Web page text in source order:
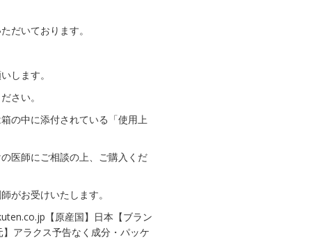
だいております。
します。
さい。
の中に添付されている「使用上
医師にご相談の上、ご購入くだ
がお受けいたします。
【原産国】日本【ブラン
アラクス予告なく成分・パッケ